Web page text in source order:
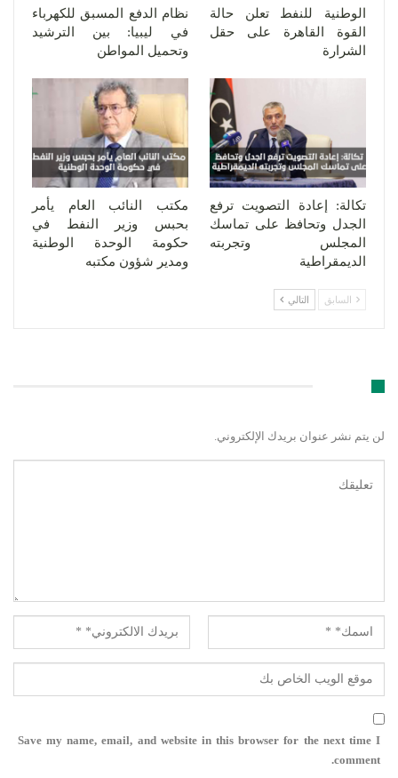
الوطنية للنفط تعلن حالة
القوة القاهرة على حقل
الشرارة
نظام الدفع المسبق للكهرباء
في ليبيا: بين الترشيد
وتحميل المواطن
تكالة: إعادة التصويت ترفع
الجدل وتحافظ على تماسك
المجلس وتجربته
الديمقراطية
مكتب النائب العام يأمر
بحبس وزير النفط في
حكومة الوحدة الوطنية
ومدير شؤون مكتبه
السابق التالي
لن يتم نشر عنوان بريدك الإلكتروني.
Save my name, email, and website in this browser for the next time I
comment.